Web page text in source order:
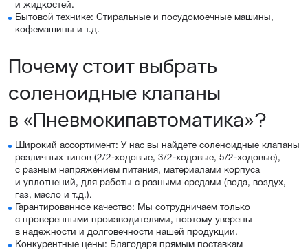
и жидкостей.
Бытовой технике: Стиральные и посудомоечные машины,
кофемашины и т.д.
Почему стоит выбрать
соленоидные клапаны
в «Пневмокипавтоматика»?
Широкий ассортимент: У нас вы найдете соленоидные клапаны
различных типов (2/2-ходовые, 3/2-ходовые, 5/2-ходовые),
с разным напряжением питания, материалами корпуса
и уплотнений, для работы с разными средами (вода, воздух,
газ, масло и т.д.).
Гарантированное качество: Мы сотрудничаем только
с проверенными производителями, поэтому уверены
в надежности и долговечности нашей продукции.
Конкурентные цены: Благодаря прямым поставкам